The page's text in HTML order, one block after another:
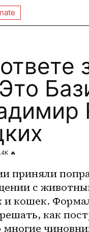
🔥
приняли
с
и кошек.
как